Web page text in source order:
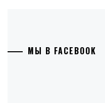
МЫ В FACEBOOK